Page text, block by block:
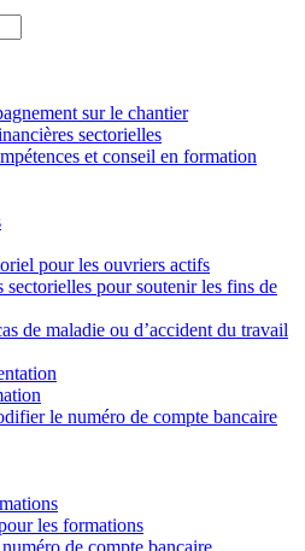
sur le chantier
sectorielles
et conseil en formation
pour les ouvriers actifs
sectorielles pour soutenir les fins de
de maladie ou d’accident du travail
le numéro de compte bancaire
les formations
de compte bancaire